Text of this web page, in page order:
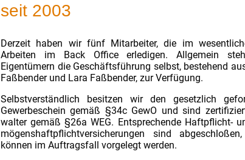
seit 2003
Derzeit haben wir fünf Mitarbeiter, die im
Arbeiten im Back Office erledigen. Allgemein
Eigentümern die Geschäftsführung selbst, bestehend
Faßbender und Lara Faßbender, zur Verfügung.
Selbstverständlich besitzen wir den gesetzlich
Gewerbeschein gemäß §34c GewO und sind
walter gemäß §26a WEG. Entsprechende Haftpflicht-
mögenshaftpflichtversicherungen sind
können im Auftragsfall vorgelegt werden.